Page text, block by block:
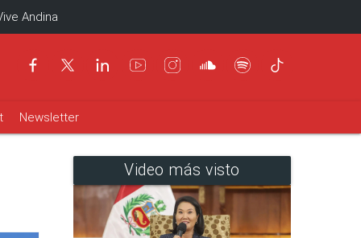
Andina
Newsletter
Video más visto